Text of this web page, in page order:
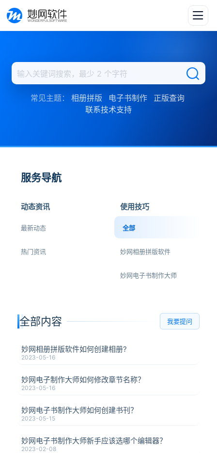
常见主题： 相册拼版 电子书制作
正版查询
联系技术支持
服务导航
动态资讯
最新动态
热门资讯
使用技巧
全部
妙网相册拼版软件
妙网电子书制作大师
全部内容 我要提问
妙网相册拼版软件如何创建相册?
2023-05-16
妙网电子制作大师如何修改章节名称？
2023-05-16
妙网电子书制作大师如何创建书刊？
2023-05-15
妙网电子书制作大师新手应该选哪个编辑器？
2023-02-08